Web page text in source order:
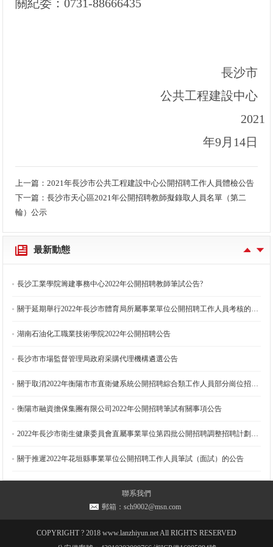
關紀委：0731-88666435
長沙市
公共工程建設中心
2021
年9月14日
上一篇：2021年長沙市公共工程建設中心公開招聘工作人員體檢公告
下一篇：長沙市天心區2021年公開招聘教師擬錄取人員名單（第二
輪）公示
最新動態
長沙工業學院籌建事務中心2022年公開招聘教師入圍考核環節人員名單及考核有關事項的公告
長沙工業學院籌建事務中心2022年公開招聘教師筆試公告?
關于延期舉行2022年長沙市體育局所屬事業單位公開招聘工作人員考核的公告
湖南石油化工職業技術學院2022年公開招聘公告
長沙市市場監督管理局政府采購代理機構遴選公告
關于取消2022年衡陽市市直衛健系統公開招聘綜合類工作人員部分崗位招聘計劃的公告
衡陽市融資擔保集團有限公司2022年公開招聘筆試有關事項公告
2022年長沙市衛生健康委員會直屬事業單位第四批公開招聘調整招聘計劃的公告
關于推遲2022年花垣縣事業單位公開招聘工作人員筆試（面試）的公告
2022年長沙市知識產權局所屬事業單位公開招聘工作人員簡章
2022年長沙市衛生健康委員會直屬事業單位第四批公開招聘工作人員簡章
聯系我們
郵箱：sch9002@msn.com
COPYRIGHT ? 2018 www.lanzhiyun.net All RIGHTS RESERVED